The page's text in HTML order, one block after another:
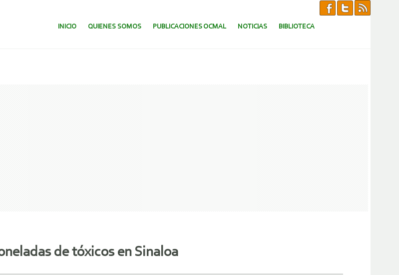
SALTAR AL CONTENIDO.
INICIO QUIENES SOMOS PUBLICACIONES OCMAL NOTICIAS BIBLIOTECA
de tóxicos en Sinaloa